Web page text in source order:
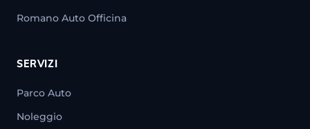
Romano Auto Officina
SERVIZI
Parco Auto
Noleggio